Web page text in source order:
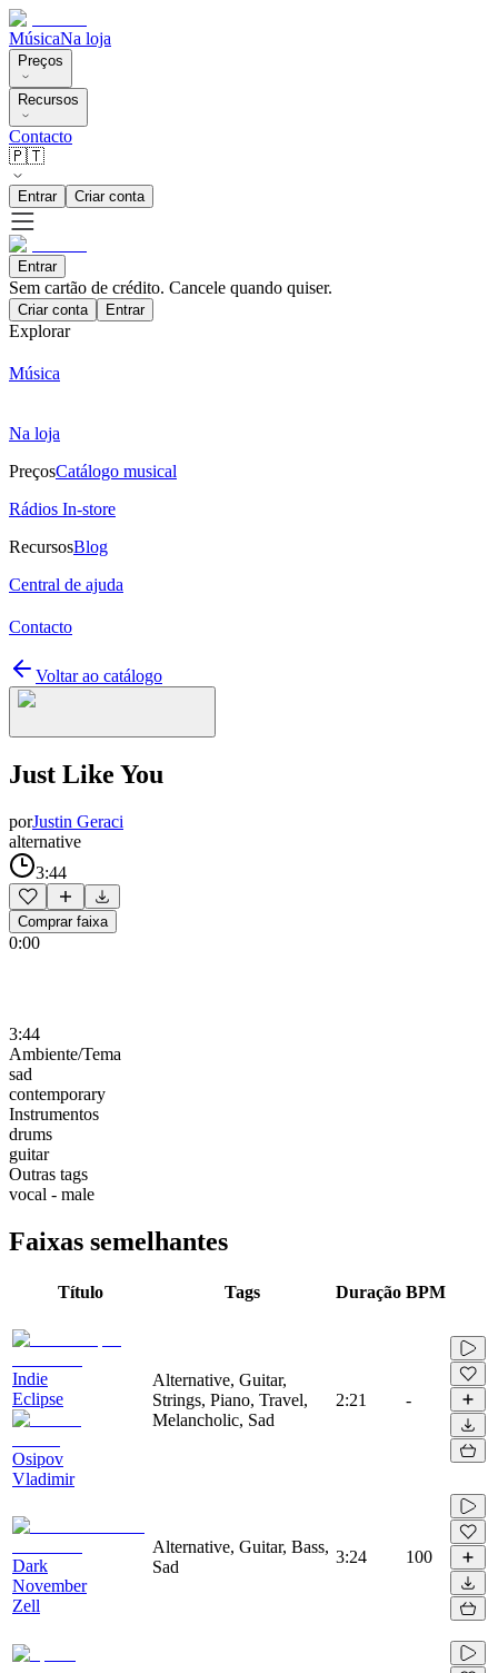
MúsicaNa loja
Preços
Recursos
Contacto
🇵🇹
Entrar Criar conta
Entrar
Sem cartão de crédito. Cancele quando quiser.
Criar conta Entrar
Explorar
Música
Na loja
PreçosCatálogo musical
Rádios In-store
RecursosBlog
Central de ajuda
Contacto
Voltar ao catálogo
Just Like You
porJustin Geraci
alternative
3:44
Comprar faixa
0:00
3:44
Ambiente/Tema
sad
contemporary
Instrumentos
drums
guitar
Outras tags
vocal - male
Faixas semelhantes
Título Tags Duração BPM
Indie
Eclipse
Osipov
Vladimir
Alternative, Guitar,
Strings, Piano, Travel,
Melancholic, Sad
2:21 -
Dark
November
Zell
Alternative, Guitar, Bass,
Sad
3:24 100